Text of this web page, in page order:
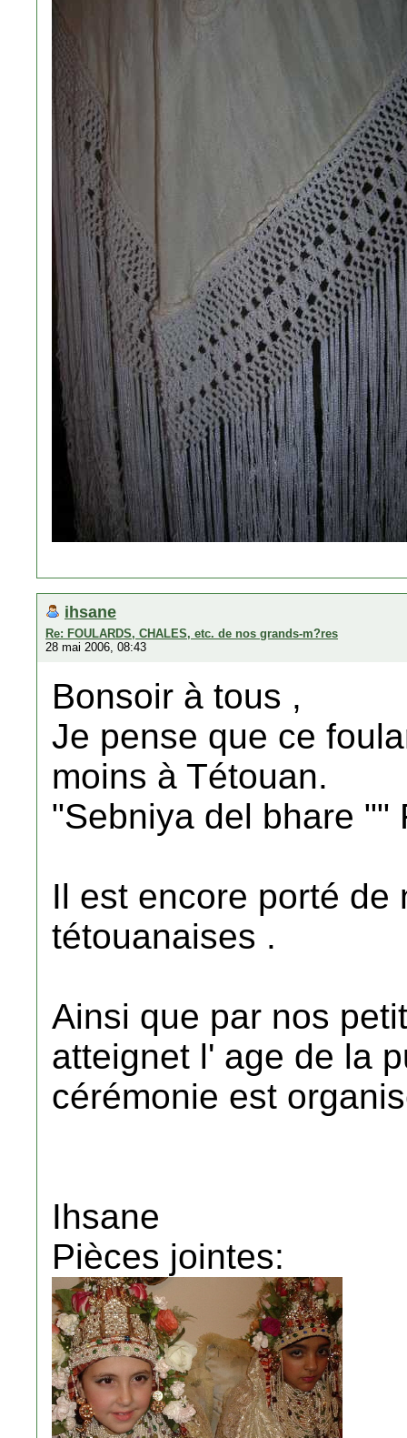
ihsane
Re: FOULARDS, CHALES, etc. de nos grands-m?res
28 mai 2006, 08:43
Bonsoir à tous ,
Je pense que ce
moins à Tétouan.
"Sebniya del bhare ""
Il est encore porté de
tétouanaises .
Ainsi que par nos
atteignet l' age de la
cérémonie est
Ihsane
Pièces jointes: